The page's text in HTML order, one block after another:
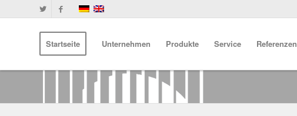
Startseite Unternehmen Produkte Service Referenzen